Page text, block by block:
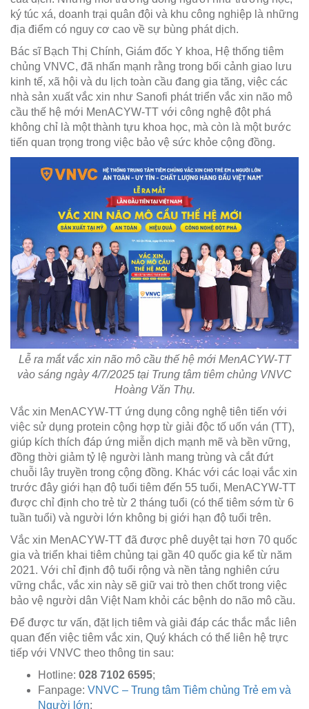
ký túc xá, doanh trại quân đội và khu công nghiệp là những
địa điểm có nguy cơ cao về sự bùng phát dịch.
Bác sĩ Bạch Thị Chính, Giám đốc Y khoa, Hệ thống tiêm
chủng VNVC, đã nhấn mạnh rằng trong bối cảnh giao lưu
kinh tế, xã hội và du lịch toàn cầu đang gia tăng, việc các
nhà sản xuất vắc xin như Sanofi phát triển vắc xin não mô
cầu thế hệ mới MenACYW-TT với công nghệ đột phá
không chỉ là một thành tựu khoa học, mà còn là một bước
tiến quan trọng trong việc bảo vệ sức khỏe cộng đồng.
Lễ ra mắt vắc xin não mô cầu thế hệ mới MenACYW-TT
vào sáng ngày 4/7/2025 tại Trung tâm tiêm chủng VNVC
Hoàng Văn Thụ.
Vắc xin MenACYW-TT ứng dụng công nghệ tiên tiến với
việc sử dụng protein cộng hợp từ giải độc tố uốn ván (TT),
giúp kích thích đáp ứng miễn dịch mạnh mẽ và bền vững,
đồng thời giảm tỷ lệ người lành mang trùng và cắt đứt
chuỗi lây truyền trong cộng đồng. Khác với các loại vắc xin
trước đây giới hạn độ tuổi tiêm đến 55 tuổi, MenACYW-TT
được chỉ định cho trẻ từ 2 tháng tuổi (có thể tiêm sớm từ 6
tuần tuổi) và người lớn không bị giới hạn độ tuổi trên.
Vắc xin MenACYW-TT đã được phê duyệt tại hơn 70 quốc
gia và triển khai tiêm chủng tại gần 40 quốc gia kể từ năm
2021. Với chỉ định độ tuổi rộng và nền tảng nghiên cứu
vững chắc, vắc xin này sẽ giữ vai trò then chốt trong việc
bảo vệ người dân Việt Nam khỏi các bệnh do não mô cầu.
Để được tư vấn, đặt lịch tiêm và giải đáp các thắc mắc liên
quan đến việc tiêm vắc xin, Quý khách có thể liên hệ trực
tiếp với VNVC theo thông tin sau:
Hotline: 028 7102 6595;
Fanpage: VNVC – Trung tâm Tiêm chủng Trẻ em và
Người lớn;